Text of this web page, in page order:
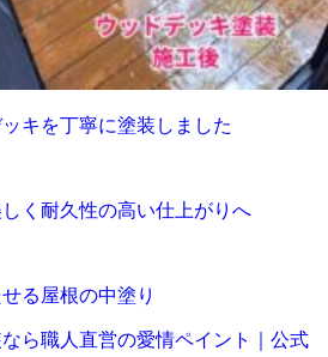
キを丁寧に塗装しました
く耐久性の高い仕上がりへ
る屋根の中塗り
ら職人直営の愛情ペイント｜公式